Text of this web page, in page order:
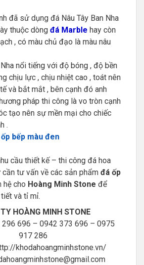
đã sử dụng đá Nâu Tây Ban Nha
thuộc dòng đá Marble hay còn
, có màu chủ đạo là màu nâu
nổi tiếng với độ bóng , độ bền
chịu lực , chịu nhiệt cao , toát nên
và bắt mắt , bên cạnh đó anh
pháp thi công là vo tròn cạnh
tạo nên sự mền mại cho chiếc
.
bếp màu đen
cầu thiết kế – thi công đá hoa
tư vấn về các sản phẩm đá ốp
hệ cho Hoàng Minh Stone để
và tỉ mỉ.
HOÀNG MINH STONE
296 696 – 0942 373 696 – 0975
917 286
khodahoangminhstone.vn/